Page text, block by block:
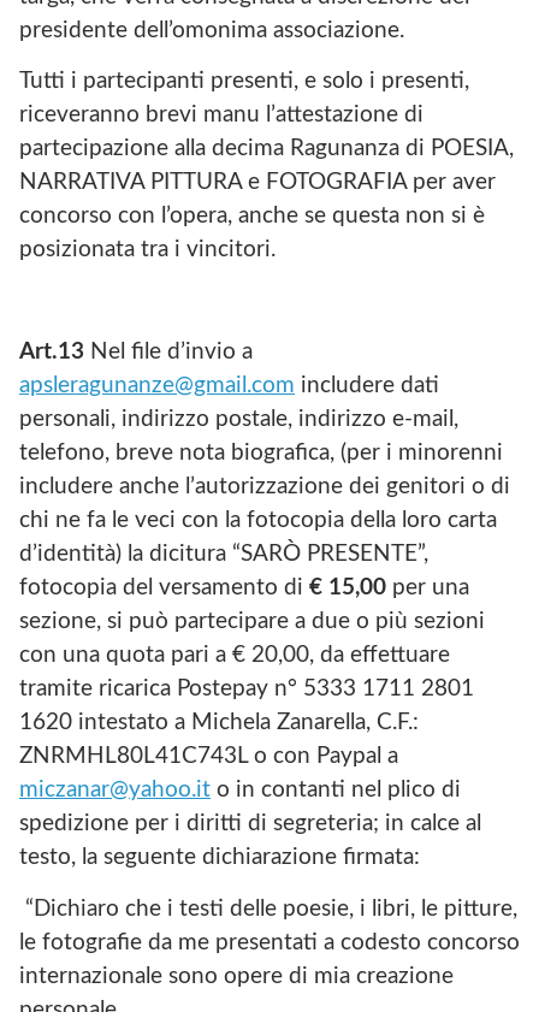
presidente dell’omonima associazione.
Tutti i partecipanti presenti, e solo i presenti,
riceveranno brevi manu l’attestazione di
partecipazione alla decima Ragunanza di POESIA,
NARRATIVA PITTURA e FOTOGRAFIA per aver
concorso con l’opera, anche se questa non si è
posizionata tra i vincitori.
Art.13 Nel file d’invio a
apsleragunanze@gmail.com includere dati
personali, indirizzo postale, indirizzo e-mail,
telefono, breve nota biografica, (per i minorenni
includere anche l’autorizzazione dei genitori o di
chi ne fa le veci con la fotocopia della loro carta
d’identità) la dicitura “SARÒ PRESENTE”,
fotocopia del versamento di € 15,00 per una
sezione, si può partecipare a due o più sezioni
con una quota pari a € 20,00, da effettuare
tramite ricarica Postepay n° 5333 1711 2801
1620 intestato a Michela Zanarella, C.F.:
ZNRMHL80L41C743L o con Paypal a
miczanar@yahoo.it o in contanti nel plico di
spedizione per i diritti di segreteria; in calce al
testo, la seguente dichiarazione firmata:
“Dichiaro che i testi delle poesie, i libri, le pitture,
le fotografie da me presentati a codesto concorso
internazionale sono opere di mia creazione